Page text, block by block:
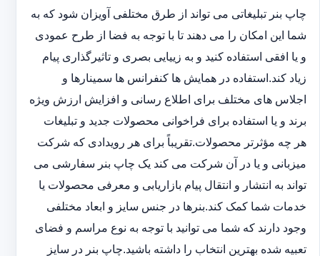
چاپ بنر تبلیغاتی می تواند از طرق مختلفی آویزان شود که به
شما این امکان را می دهند تا با توجه به فضا از طرح عمودی
و یا افقی استفاده کنید و به زییایی بصری و تاثیرگذاری پیام
زیاد کند.استفاده در همایش ها کنفرانس ها سمینارها و
اجلاس های مختلف برای اطلاع رسانی و افزایش ارزش ویژه
برند و یا استفاده برای فراخوانی محصولات جدید و تبلیغات
هر چه مؤثرتر محصولات.تقریباً برای هر رویدادی که شرکت
میزبانی و یا در آن شرکت می کند یک چاپ بنر سفارشی می
تواند به انتشار و انتقال پیام بازاریابی و معرفی محصولات یا
خدمات شما کمک کند.بنرها در جنس سایز و ابعاد مختلفی
وجود دارند که شما می توانید با توجه به نوع مراسم و فضای
تعبیه شده بهترین انتخاب را داشته باشید.چاپ بنر در سایز